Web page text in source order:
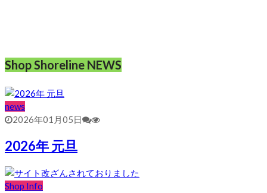
Shop Shoreline NEWS
news
2026年01月05日
2026年 元旦
Shop Info